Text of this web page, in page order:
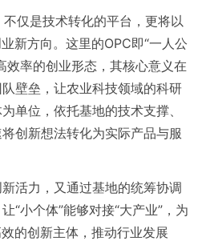
仅是技术转化的平台，更将以
新方向。这里的OPC即“一人公
效率的创业形态，其核心意义在
壁垒，让农业科技领域的科研
单位，依托基地的技术支撑、
创新想法转化为实际产品与服
活力，又通过基地的统筹协调
“小个体”能够对接“大产业”，为
的创新主体，推动行业发展